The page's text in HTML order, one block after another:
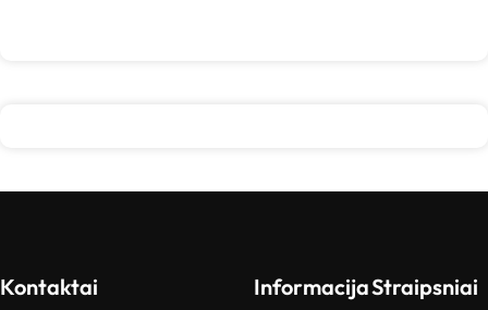
Kontaktai InformacijaStraipsniai